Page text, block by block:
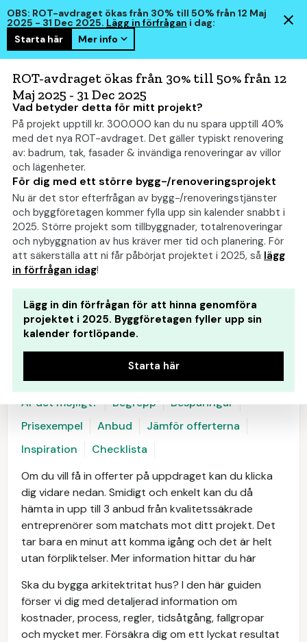
OBS: ROT-avdraget ökas från 30% till 50% från 12 Maj
2025 - 31 Dec 2025. Lägg in förfrågan i dag:
Starta här
Mer info
ROT-avdraget ökas från 30% till 50% från 12
Maj 2025 - 31 Dec 2025
Vad betyder detta för mitt projekt?
På projekt upptill kr. 300.000 kan du nu spara upptill 40%
med det nya ROT-avdraget. Det gäller typiskt renovering
av: badrum, tak, fasader & invändiga renoveringar av villor
och lägenheter.
För dig med ett större bygg-/renoveringsprojekt
Nu är det stor efterfrågan av bygg-/renoveringstjänster
och byggföretagen kommer fylla upp sin kalender snabbt i
2025. Större projekt som tillbyggnader, totalrenoveringar
och nybyggnation av hus kräver mer tid och planering. För
att säkerställa att ni får påbörjat projektet i 2025, så lägg
in förfrågan idag!
Lägg in din förfrågan för att hinna genomföra
projektet i 2025. Byggföretagen fyller upp sin
kalender fortlöpande.
Starta här
hussmart
Går det att bygga ett
arkitektritat hus för
mindre än 3 miljoner?
Är det möjligt? Begrepp
Besparingar
Prisexempel
Anbud
Jämför offerterna
Inspiration
Checklista
Om du vill få in offerter på uppdraget kan du klicka
dig vidare nedan. Smidigt och enkelt kan du då
hämta in upp till 3 anbud från kvalitetssäkrade
entreprenörer som matchats mot ditt projekt. Det
tar bara en minut att komma igång och det är helt
utan förpliktelser. Mer information hittar du här
Ska du bygga arkitektritat hus? I den här guiden
förser vi dig med detaljerad information om
kostnader, process, regler, tidsåtgång, fallgropar
och mycket mer. Försäkra dig om ett lyckat resultat